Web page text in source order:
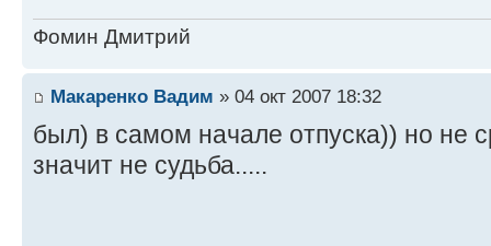
Фомин Дмитрий
Макаренко Вадим » 04 окт 2007 18:32
был) в самом начале отпуска)) но не
значит не судьба.....